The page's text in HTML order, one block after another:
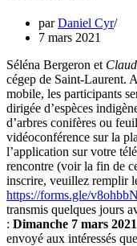
parDaniel Cyr
7 mars 2021
Séléna Bergeron et
cégep de Saint-Laurent.
mobile, les participants
dirigée d’espèces
d’arbres conifères ou
vidéoconférence sur la
l’application sur votre
rencontre (voir la fin de
inscrire, veuillez remplir
https://forms.gle/
transmis quelques jours
: Dimanche 7 mars 2021
envoyé aux intéressés